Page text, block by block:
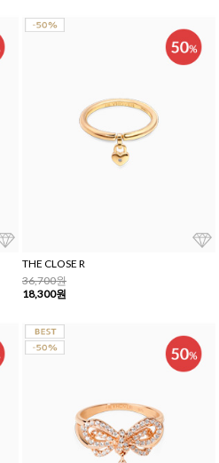
THE CLOSE R
36,700원
18,300원